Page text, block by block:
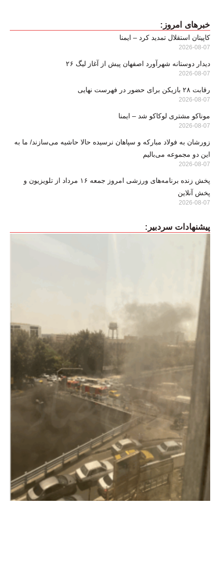
خبرهای امروز:
کاپیتان استقلال تمدید کرد – ایمنا
2026-08-07
دیدار دوستانه شهرآورد اصفهان پیش از آغاز لیگ ۲۶
2026-08-07
رقابت ۲۸ بازیکن برای حضور در فهرست نهایی
2026-08-07
موناکو مشتری لوکاکو شد – ایمنا
2026-08-07
زورشان به فولاد مبارکه و سپاهان نرسیده حالا حاشیه می‌سازند/ ما به
این دو مجموعه می‌بالیم
2026-08-07
پخش زنده برنامه‌های ورزشی امروز جمعه ۱۶ مرداد از تلویزیون و
پخش آنلاین
2026-08-07
پیشنهادات سردبیر: